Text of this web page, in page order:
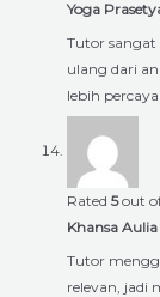
Yoga
Tutor
ulang dari
lebih
Rated 5out
Khansa
Tutor
relevan, jadi